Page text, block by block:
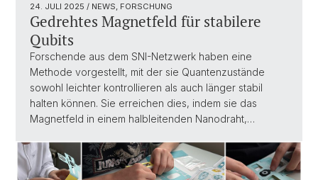
24. JULI 2025 / NEWS, FORSCHUNG
Gedrehtes Magnetfeld für stabilere
Qubits
Forschende aus dem SNI-Netzwerk haben eine
Methode vorgestellt, mit der sie Quantenzustände
sowohl leichter kontrollieren als auch länger stabil
halten können. Sie erreichen dies, indem sie das
Magnetfeld in einem halbleitenden Nanodraht,…